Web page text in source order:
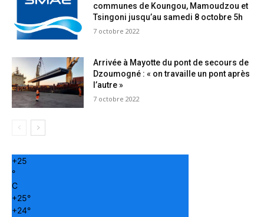
communes de Koungou, Mamoudzou et
Tsingoni jusqu’au samedi 8 octobre 5h
7 octobre 2022
Arrivée à Mayotte du pont de secours de
Dzoumogné : « on travaille un pont après
l’autre »
7 octobre 2022
+25
°
C
+25°
+24°